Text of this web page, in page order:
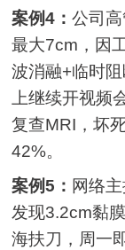
案例4：公司
最大7cm，因
波消融+临时
上继续开视频
复查MRI，坏
42%。
案例5： 网络
发现3.2cm黏
海扶刀，周一